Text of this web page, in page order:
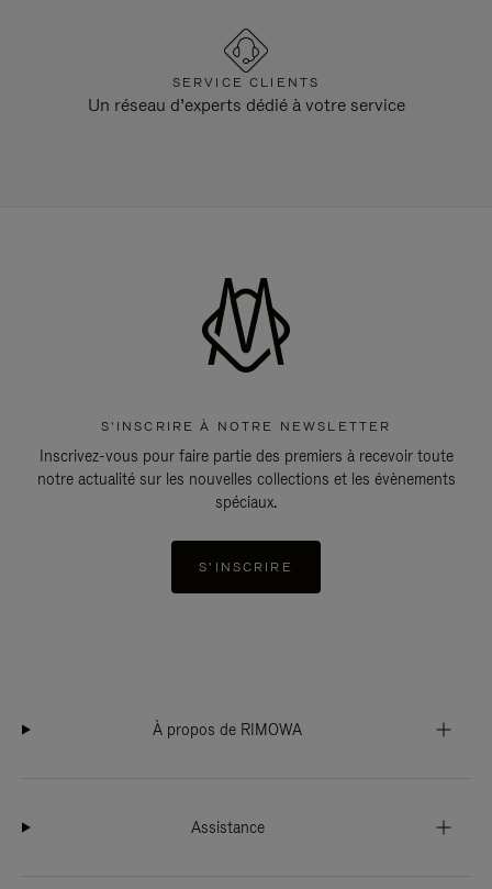
SERVICE CLIENTS
Un réseau d’experts dédié à votre service
S'INSCRIRE À NOTRE NEWSLETTER
Inscrivez-vous pour faire partie des premiers à recevoir toute
notre actualité sur les nouvelles collections et les évènements
spéciaux.
S'INSCRIRE
À propos de RIMOWA
Assistance